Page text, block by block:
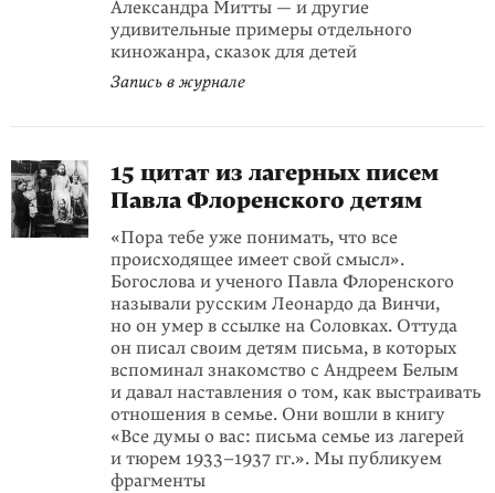
Александра Митты — и другие
удивительные примеры отдельного
киножанра, сказок для детей
Запись в журнале
15 цитат из лагерных писем
Павла Флоренского детям
«Пора тебе уже понимать, что все
происходящее имеет свой смысл».
Богослова и ученого Павла Флоренского
называли русским Леонардо да Винчи,
но он умер в ссылке на Соловках. Оттуда
он писал своим детям письма, в которых
вспоминал знакомство с Андреем Белым
и давал наставления о том, как выстраивать
отношения в семье. Они вошли в книгу
«Все думы о вас: письма семье из лагерей
и тюрем 1933–1937 гг.». Мы публикуем
фрагменты